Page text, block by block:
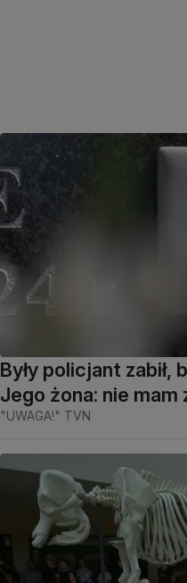
Były policjant zabił,
Jego żona: nie
"UWAGA!" TVN